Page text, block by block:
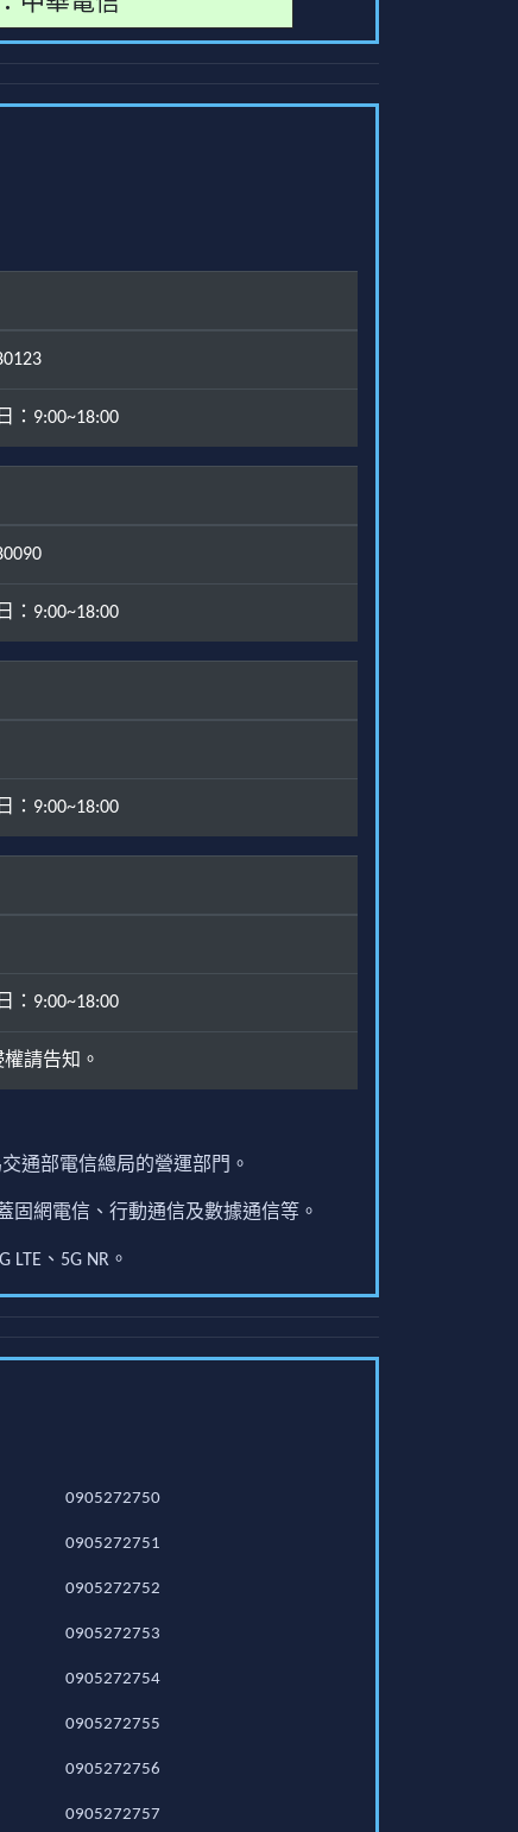
：9:00~18:00
：9:00~18:00
：9:00~18:00
：9:00~18:00
請告知。
通部電信總局的營運部門。
固網電信、行動通信及數據通信等。
LTE、5G NR。
0905272750
0905272751
0905272752
0905272753
0905272754
0905272755
0905272756
0905272757